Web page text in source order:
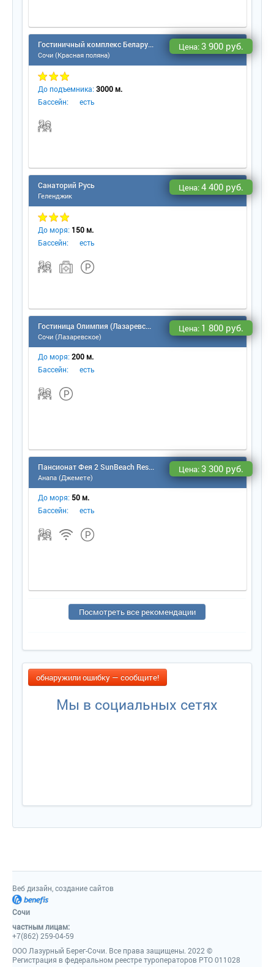
Гостиничный комплекс Беларусь
Сочи (Красная поляна)
Цена:3 900 руб.
До подъемника: 3000 м.
Бассейн:
есть
Санаторий Русь
Геленджик
Цена:4 400 руб.
До моря: 150 м.
Бассейн:
есть
Гостиница Олимпия (Лазаревское)
Сочи (Лазаревское)
Цена: 1 800 руб.
До моря: 200 м.
Бассейн:
есть
Пансионат Фея 2 SunBeach Resort & Spa
Анапа (Джемете)
Цена:3 300 руб.
До моря: 50 м.
Бассейн:
есть
Посмотреть все рекомендации
обнаружили ошибку — сообщите!
Мы в социальных сетях
Веб дизайн, создание сайто
Сочи
частным лицам:
+7(862) 259-04-59
ООО Лазурный Берег-Сочи. Все права защищены. 2022 ©
Регистрация в федеральном реестре туроператоров РТО 011028